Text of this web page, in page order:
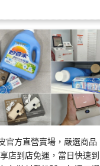
官方直營賣場，嚴選商品
店到店免運，當日快速到